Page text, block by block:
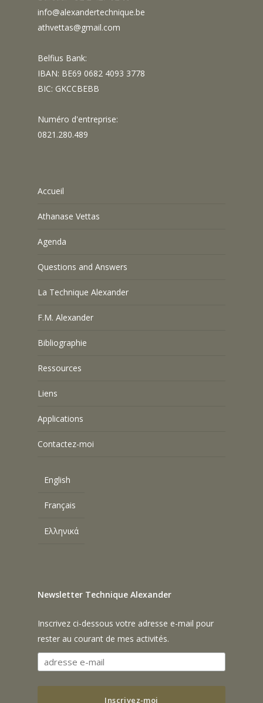
info@alexandertechnique.be
athvettas@gmail.com
Belfius Bank:
IBAN: BE69 0682 4093 3778
BIC: GKCCBEBB
Numéro d'entreprise:
0821.280.489
Accueil
Athanase Vettas
Agenda
Questions and Answers
La Technique Alexander
F.M. Alexander
Bibliographie
Ressources
Liens
Applications
Contactez-moi
English
Français
Ελληνικά
Newsletter Technique Alexander
Inscrivez ci-dessous votre adresse e-mail pour
rester au courant de mes activités.